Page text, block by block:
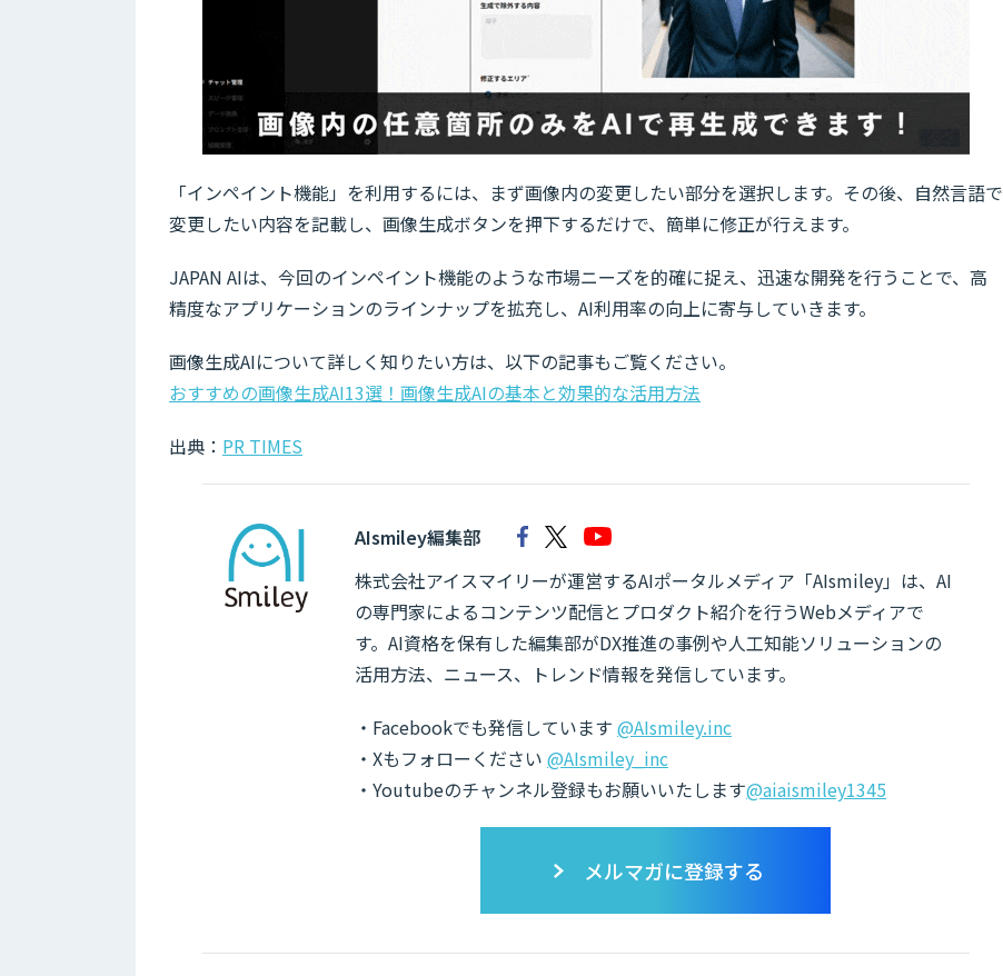
「インペイント機能」を利用するには、まず画像内の変更したい部分を選択します。その後、自然言語で
変更したい内容を記載し、画像生成ボタンを押下するだけで、簡単に修正が行えます。
JAPAN AIは、今回のインペイント機能のような市場ニーズを的確に捉え、迅速な開発を行うことで、高
精度なアプリケーションのラインナップを拡充し、AI利用率の向上に寄与していきます。
画像生成AIについて詳しく知りたい方は、以下の記事もご覧ください。
おすすめの画像生成AI13選！画像生成AIの基本と効果的な活用方法
出典： PR TIMES
AIsmiley編集部
株式会社アイスマイリーが運営するAIポータルメディア「AIsmiley」は、AI
の専門家によるコンテンツ配信とプロダクト紹介を行うWebメディアで
す。AI資格を保有した編集部がDX推進の事例や人工知能ソリューションの
活用方法、ニュース、トレンド情報を発信しています。
・Facebookでも発信しています @AIsmiley.inc
・Xもフォローください @AIsmiley_inc
・Youtubeのチャンネル登録もお願いいたします@aiaismiley1345
メルマガに登録する